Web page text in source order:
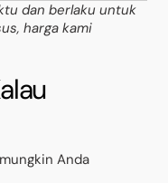
dan berlaku untuk
harga kami
Anda